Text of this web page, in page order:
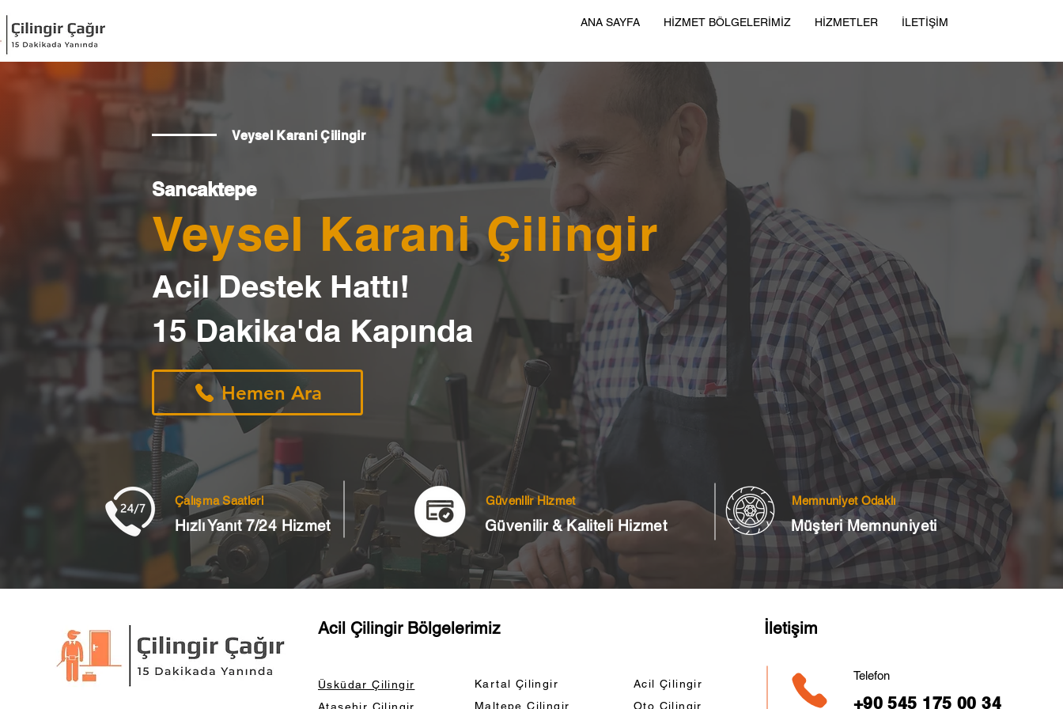
ANA SAYFA HİZMET BÖLGELERİMİZ HİZMETLER İLETİŞİM
Veysel Karani Çilingir
Sancaktepe
Veysel Karani Çilingir
Acil Destek Hattı!
15 Dakika'da Kapında
Hemen Ara
Çalışma Saatleri
Hızlı Yanıt 7/24 Hizmet
Güvenilir Hizmet
Güvenilir & Kaliteli Hizmet
Memnuniyet Odaklı
Müşteri Memnuniyeti
Acil Çilingir Bölgelerimiz
Üsküdar Çilingir
Kartal Çilingir
Maltepe Çilingir
Acil Çilingir
Oto Çilingir
İletişim
Telefon
+90 545 175 00 34